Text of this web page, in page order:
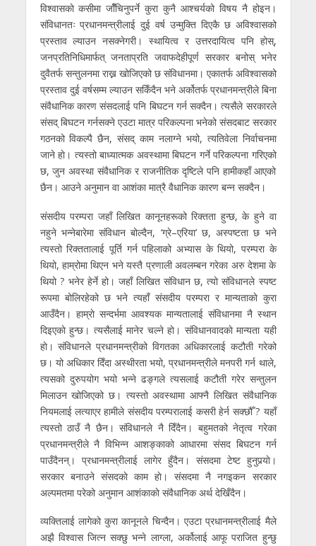
विश्वासकाे कसीमा जाँँचिनुपर्ने कुरा कुनै आश्चर्यको विषय नै होइन।
संविधानतः प्रधानमन्त्रीलाई दुई वर्ष उन्मुक्ति दिएकै छ अविश्वासको
प्रस्ताव ल्याउन नसक्नेगरी। स्थायित्व र उत्तरदायित्व पनि होस्,
जनप्रतिनिधिमार्फत् जनताप्रति जवाफदेहीपूर्ण सरकार बनोस् भनेर
दुवैतर्फ सन्तुलनमा राख्न खोजिएको छ संविधानमा। एकातर्फ अविश्वासको
प्रस्ताव दुई वर्षसम्म ल्याउन सकिँदैन भने अर्कोतर्फ प्रधानमन्त्रीले बिना
संवैधानिक कारण संसदलाई पनि बिघटन गर्न सक्दैन। त्यसैले सरकारले
संसद् बिघटन गर्नसक्ने एउटा मात्र परिकल्पना भनेको संसदबाट सरकार
गठनको विकल्पै छैन, संसद् काम नलाग्ने भयो, त्यतिवेला निर्वाचनमा
जाने हाे। त्यस्तो बाध्यात्मक अवस्थामा बिघटन गर्ने परिकल्पना गरिएको
छ, जुन अवस्था संवैधानिक र राजनीतिक दृष्टिले पनि हामीकहाँ आएको
छैन। आउने अनुमान वा आशंका मात्रै वैधानिक कारण बन्न सक्दैन।
संसदीय परम्परा जहाँ लिखित कानूनहरूको रिक्तता हुन्छ, के हुने वा
नहुने भन्नेबारेमा संविधान बोल्दैन, ‘ग्रे–एरिया’ छ, अस्पष्टता छ भने
त्यस्तो रिक्ततालाई पूर्ति गर्न पहिलाको अभ्यास के थियो, परम्परा के
थियो, हाम्रोमा थिएन भने यस्तै प्रणाली अवलम्बन गरेका अरु देशमा के
थियो ? भनेर हेर्ने हो। जहाँ लिखित संविधान छ, त्यो संविधानले स्पष्ट
रूपमा बोलिरहेको छ भने त्यहाँ संसदीय परम्परा र मान्यताकाे कुरा
आउँदैन। हाम्राे सन्दर्भमा आवश्यक मान्यतालाई संविधानमा नै स्थान
दिइएकाे हुन्छ। त्यसैलाई मानेर चल्ने हाे। संविधानवादकाे मान्यता यही
हाे। संविधानले प्रधानमन्त्रीको विगतका अधिकारलाई कटौती गरेको
छ। यो अधिकार दिँदा अस्थीरता भयो, प्रधानमन्त्रीले मनपरी गर्न थाले,
त्यसको दुरुपयोग भयो भन्ने ढङ्गले त्यसलाई कटौती गरेर सन्तुलन
मिलाउन खोजिएको छ। त्यस्तो अवस्थामा आफ्नै लिखित संवैधानिक
नियमलाई लत्याएर हामीले संसदीय परम्परालाई कसरी हेर्न सक्छौँ ? यहाँ
त्यस्तो ठाउँ नै छैन। संविधानले नै दिँदैन। बहुमतको नेतृत्व गरेका
प्रधानमन्त्रीले नै विभिन्न आशङ्काको आधारमा संसद बिघटन गर्न
पाउँदैनन्। प्रधानमन्त्रीलाई लागेर हुँदैन। संसदमा टेष्ट हुनुपर्‍याे।
सरकार बनाउने संसदकाे काम हाे। संसदमा नै नगइकन सरकार
अल्पमतमा परेको अनुमान आशंकाकाे संवैधानिक अर्थ देखिँदैन।
व्यक्तिलाई लागेको कुरा कानूनले चिन्दैन। एउटा प्रधानमन्त्रीलाई मैले
अझै विश्वास जित्न सक्छु भन्ने लाग्ला, अर्कोलाई आफू पराजित हुन्छु